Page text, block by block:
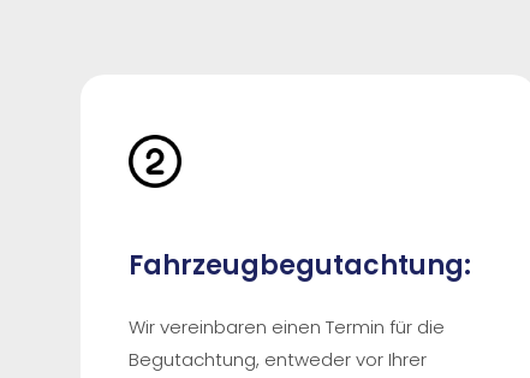
Fahrzeugbegutachtung:
Wir vereinbaren einen Termin für die
Begutachtung, entweder vor Ihrer